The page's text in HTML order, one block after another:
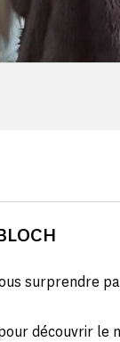
surprendre
découvrir le